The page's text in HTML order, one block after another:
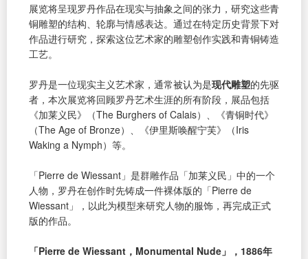
展览将呈现罗丹作品在现实与抽象之间的张力，研究这些青
铜雕塑的结构、轮廓与情感表达。通过在特定历史背景下对
作品进行研究，探索这位艺术家的雕塑创作实践和青铜铸造
工艺。
罗丹是一位现实主义艺术家，通常被认为是现代雕塑的先驱
者，本次展览将回顾罗丹艺术生涯的所有阶段，展品包括
《加莱义民》（The Burghers of Calais）、《青铜时代》
（The Age of Bronze）、《伊里斯唤醒宁芙》（Iris
Waking a Nymph）等。
「Pierre de Wiessant」是群雕作品「加莱义民」中的一个
人物，罗丹在创作时先铸成一件裸体版的「Pierre de
Wiessant」，以此为模型来研究人物的服饰，再完成正式
版的作品。
「Pierre de Wiessant，Monumental Nude」，1886年